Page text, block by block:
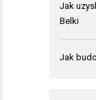
Jak
Belki
Jak